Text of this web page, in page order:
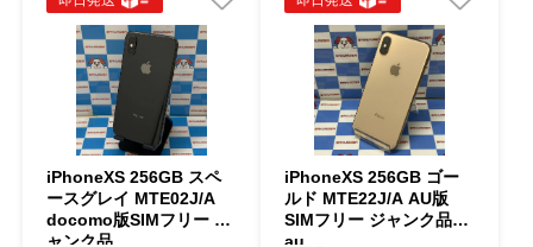
iPhoneXS 256GB スペ
ースグレイ MTE02J/A
docomo版SIMフリー ジ
ャンク品
iPhoneXS 256GB ゴー
ルド MTE22J/A AU版
SIMフリー ジャンク品
au